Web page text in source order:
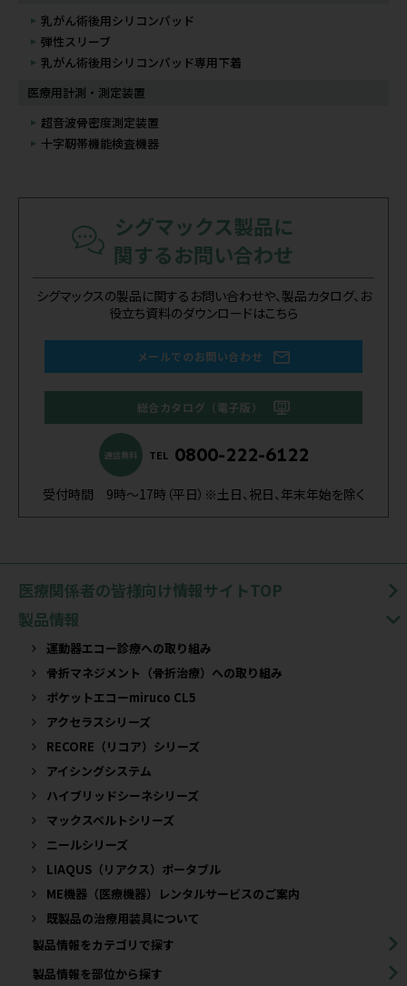
乳がん術後用シリコンパッド
弾性スリーブ
乳がん術後用シリコンパッド専用下着
医療用計測・測定装置
超音波骨密度測定装置
十字靭帯機能検査機器
シグマックス製品に
関するお問い合わせ
シグマックスの製品に関するお問い合わせや、製品カタログ、お
役立ち資料のダウンロードはこちら
メールでのお問い合わせ
総合カタログ（電子版）
通話無料 TEL 0800-222-6122
受付時間 9時～17時（平日）※土日、祝日、年末年始を除く
医療関係者の皆様向け情報サイトTOP
製品情報
運動器エコー診療への取り組み
骨折マネジメント（骨折治療）への取り組み
ポケットエコーmiruco CL5
アクセラスシリーズ
RECORE（リコア）シリーズ
アイシングシステム
ハイブリッドシーネシリーズ
マックスベルトシリーズ
ニールシリーズ
LIAQUS（リアクス）ポータブル
ME機器（医療機器）レンタルサービスのご案内
既製品の治療用装具について​
製品情報をカテゴリで探す
製品情報を部位から探す